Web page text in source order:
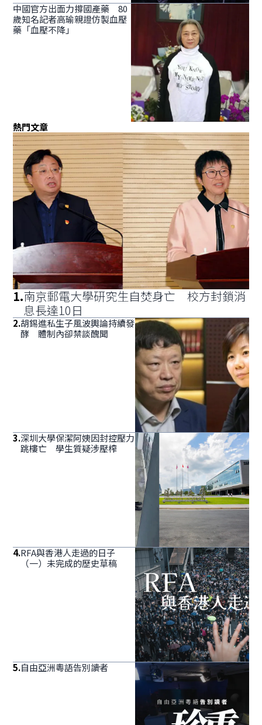
中國官方出面力撐國產藥 80
歲知名記者高瑜親證仿製血壓
藥「血壓不降」
熱門文章
1.南京郵電大學研究生自焚身亡 校方封鎖消
息長達10日
2.胡錫進私生子風波輿論持續發
酵 體制內卻禁談醜聞
3.深圳大學保潔阿姨因封控壓力
跳樓亡 學生質疑涉壓榨
4.RFA與香港人走過的日子
（一）未完成的歷史草稿
5.自由亞洲粵語告別讀者